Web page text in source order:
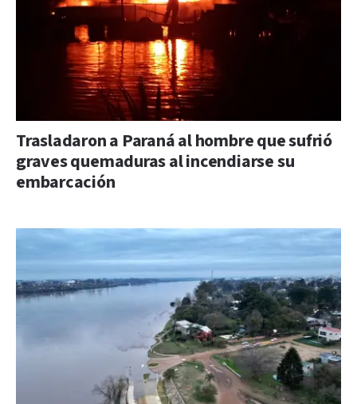
Trasladaron a Paraná al hombre que sufrió
graves quemaduras al incendiarse su
embarcación